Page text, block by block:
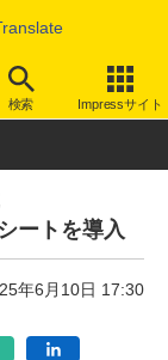
検索 Impressサイト
ートを導入
年6月10日 17:30